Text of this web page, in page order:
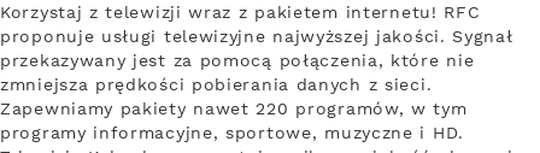
Korzystaj z telewizji wraz z pakietem internetu! RFC
proponuje usługi telewizyjne najwyższej jakości. Sygnał
przekazywany jest za pomocą połączenia, które nie
zmniejsza prędkości pobierania danych z sieci.
Zapewniamy pakiety nawet 220 programów, w tym
programy informacyjne, sportowe, muzyczne i HD.